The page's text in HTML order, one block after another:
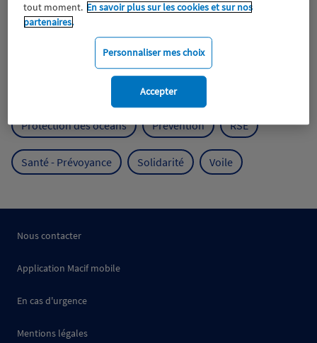
Expérience clients Fondation Macif Jeunesse
Mutualisme
Protection de l'environnement
Protection des océans Prévention RSE
Santé - Prévoyance Solidarité Voile
Nous contacter
Application Macif mobile
En cas d'urgence
Mentions légales
tout moment. En savoir plus sur les cookies et sur nos
partenaires.
Personnaliser mes choix
Accepter